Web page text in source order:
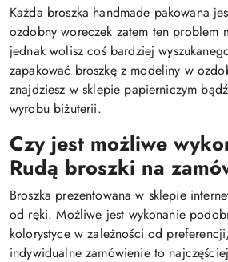
Każda broszka handmade pakowana
ozdobny woreczek zatem ten problem
jednak wolisz coś bardziej
zapakować broszkę z modeliny w
znajdziesz w sklepie papierniczym
wyrobu biżuterii.
Czy jest możliwe
Rudą broszki na
Broszka prezentowana w sklepie
od ręki. Możliwe jest wykonanie
kolorystyce w zależności od
indywidualne zamówienie to